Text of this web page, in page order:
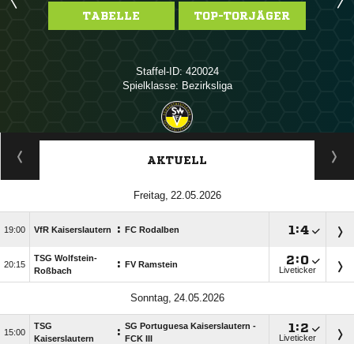
TABELLE TOP-TORJÄGER
Staffel-ID: 420024
Spielklasse: Bezirksliga
ANZEIGE
AKTUELL
 
 VfR Kaiserslautern : FC Rodalben  :

TSG Wolfstein-
Roßbach
: FV Ramstein :
Liveticker
 

TSG
Kaiserslautern
: SG Portuguesa Kaiserslautern -
FCK III
 :
Liveticker